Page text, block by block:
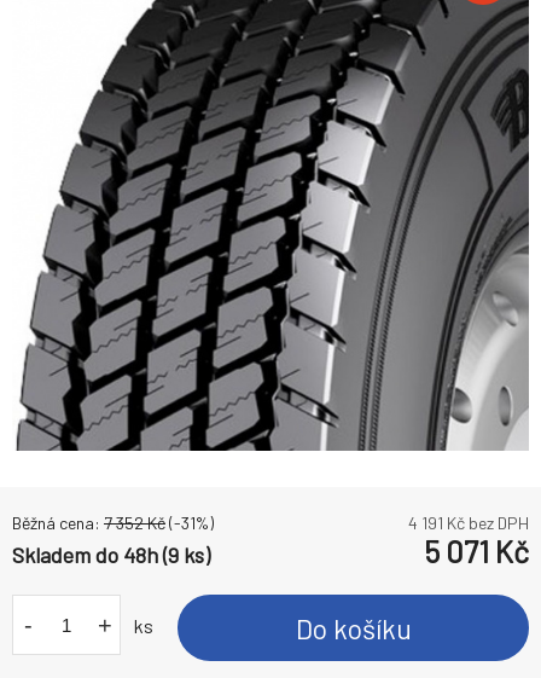
Běžná cena: 7 352Kč(-31%) 4 191 Kč bez DPH
Skladem do 48h (9 ks) 5 071 Kč
- + ks Do košíku